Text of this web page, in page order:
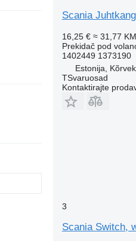
Scania
16,25 € ≈ 31,77 KM
Prekidač pod
1402449 1373190
Estonija,
TSvaruosad
Kontaktirajte
3
Scania Switch,